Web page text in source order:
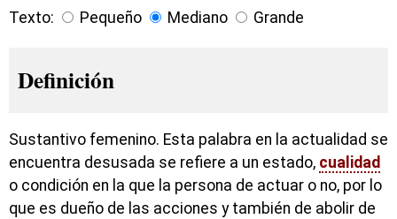
Texto: Pequeño Mediano Grande
Definición
Sustantivo femenino. Esta palabra en la actualidad se
encuentra desusada se refiere a un estado, cualidad
o condición en la que la persona de actuar o no, por lo
que es dueño de las acciones y también de abolir de